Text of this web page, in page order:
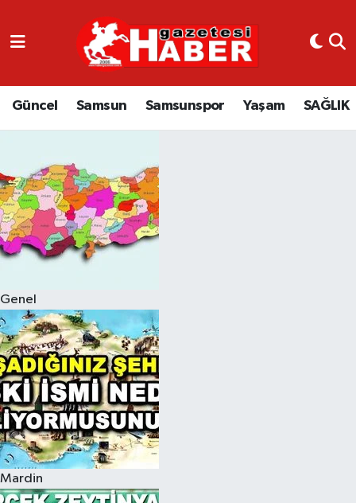
Güncel Samsun Samsunspor Yaşam SAĞLIK
Genel
Mardin
GÜNCEL
SAMSUN
EKONOMİ
YAŞAM